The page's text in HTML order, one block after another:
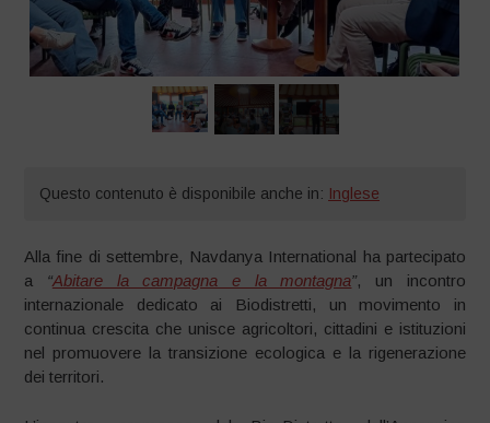
Questo contenuto è disponibile anche in: Inglese
Alla fine di settembre, Navdanya International ha partecipato
a “Abitare la campagna e la montagna”, un incontro
internazionale dedicato ai Biodistretti, un movimento in
continua crescita che unisce agricoltori, cittadini e istituzioni
nel promuovere la transizione ecologica e la rigenerazione
dei territori.